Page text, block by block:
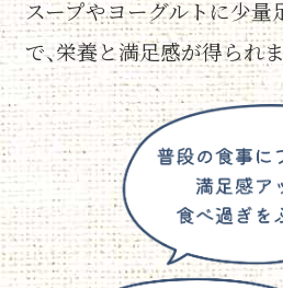
スープやヨーグルトに少量
で、栄養と満足感が得られ